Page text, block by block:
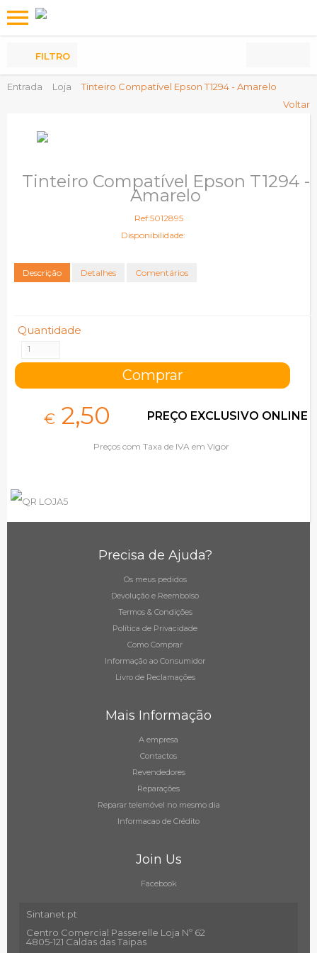
Entrada Loja
Tinteiro Compatível Epson T1294 - Amarelo
Voltar
FILTRO
Tinteiro Compatível Epson T1294 -
Amarelo
Ref:5012895
Disponibilidade:
Descrição Detalhes Comentários
Quantidade
€ 2,50 PREÇO EXCLUSIVO ONLINE
Preços com Taxa de IVA em Vigor
Precisa de Ajuda?
Os meus pedidos
Devolução e Reembolso
Termos & Condições
Política de Privacidade
Como Comprar
Informação ao Consumidor
Livro de Reclamações
Mais Informação
A empresa
Contactos
Revendedores
Reparações
Reparar telemóvel no mesmo dia
Informacao de Crédito
Join Us
Facebook
Sintanet.pt
Centro Comercial Passerelle Loja Nº 62
4805-121 Caldas das Taipas